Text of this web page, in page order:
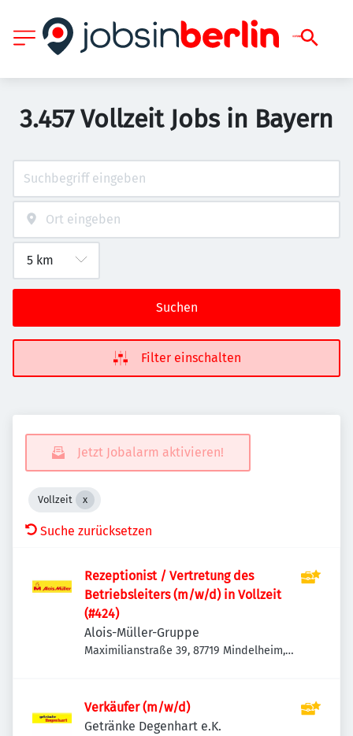
3.457 Vollzeit Jobs in Bayern
Suchen
Filter einschalten
Jetzt Jobalarm aktivieren!
Vollzeit
Suche zurücksetzen
Rezeptionist / Vertretung des
Betriebsleiters (m/w/d) in Vollzeit
(#424)
Alois-Müller-Gruppe
Maximilianstraße 39, 87719 Mindelheim,
Verkäufer (m/w/d)
Getränke Degenhart e.K.